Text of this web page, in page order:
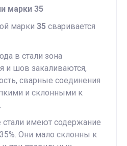
марки 35
марки 35 сваривается
в стали зона
и шов закаливаются,
сварные соединения
и склонными к
имеют содержание
Они мало склонны к